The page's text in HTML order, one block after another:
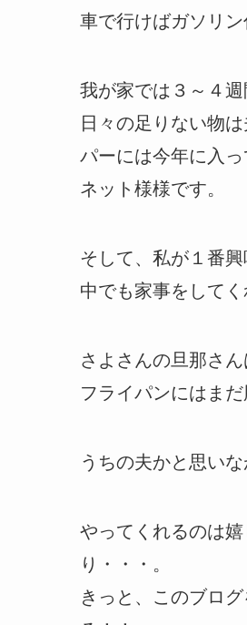
車で行けばガソリン
我が家では３～４
日々の足りない物
パーには今年に入
ネット様様です。
そして、私が１番
中でも家事をして
さよさんの旦那さ
フライパンにはま
うちの夫かと思い
やってくれるのは
り・・・。
きっと、このブロ